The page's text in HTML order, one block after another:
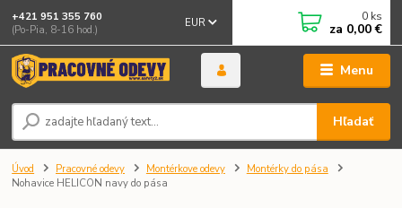
Menu
EUR
Hľadať
+421 951 355 760
(Po-Pia, 8-16 hod.)
0 ks
za 0,00 €
Úvod Pracovné odevy Montérkove odevy
Montérky do pása
Nohavice HELICON navy do pása